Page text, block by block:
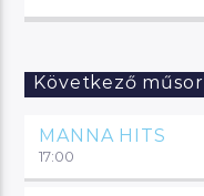
Következő műsor
MANNA HITS
17:00